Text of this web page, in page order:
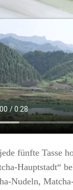
fünfte Tasse
Hauptstadt“
Nudeln,